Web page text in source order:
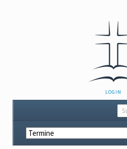
LOGIN
Navigation
überspringen